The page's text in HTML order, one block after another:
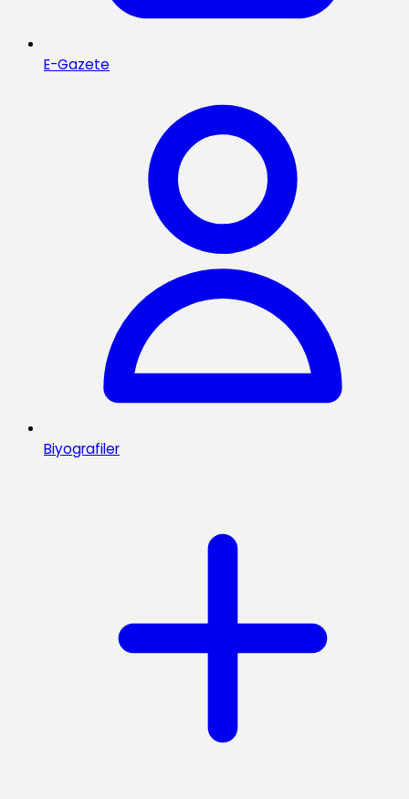
E-Gazete
Biyografiler